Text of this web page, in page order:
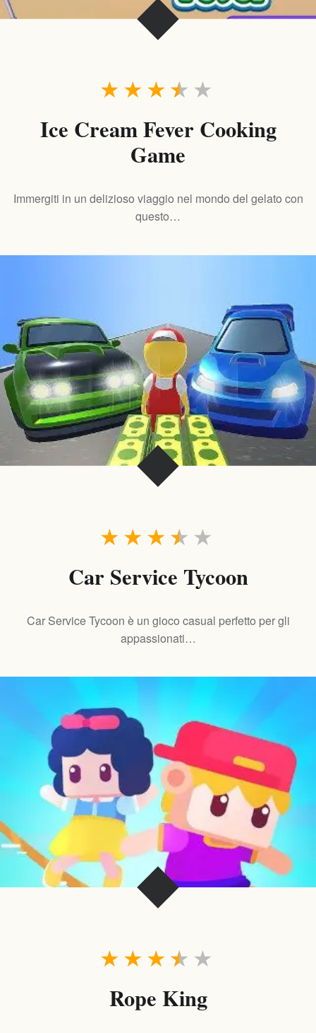
★
★
★
★
★
Ice Cream Fever Cooking
Game
Immergiti in un delizioso viaggio nel mondo del gelato con
questo…
★
★
★
★
★
Car Service Tycoon
Car Service Tycoon è un gioco casual perfetto per gli
appassionati…
★
★
★
★
★
Rope King